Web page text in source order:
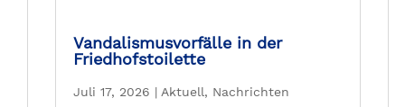
Vandalismusvorfälle in der
Friedhofstoilette
Juli 17, 2026 | Aktuell, Nachrichten